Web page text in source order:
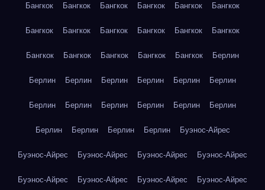
Бангкок Бангкок Бангкок Бангкок Бангкок Бангкок
Бангкок Бангкок Бангкок Бангкок Бангкок Бангкок
Бангкок Бангкок Бангкок Бангкок Бангкок Берлин
Берлин Берлин Берлин Берлин Берлин Берлин
Берлин Берлин Берлин Берлин Берлин Берлин
Берлин Берлин Берлин Берлин Буэнос-Айрес
Буэнос-Айрес Буэнос-Айрес Буэнос-Айрес Буэнос-Айрес
Буэнос-Айрес Буэнос-Айрес Буэнос-Айрес Буэнос-Айрес